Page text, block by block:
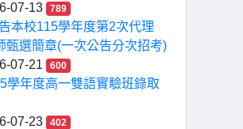
07-13
789
本校115學年度第2次代理
甄選簡章(一次公告分次招考)
07-21
600
學年度高一雙語實驗班錄取
07-23
402